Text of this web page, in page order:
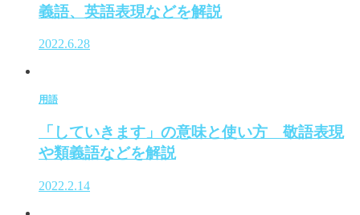
義語、英語表現などを解説
2022.6.28
用語
「していきます」の意味と使い方 敬語表現
や類義語などを解説
2022.2.14